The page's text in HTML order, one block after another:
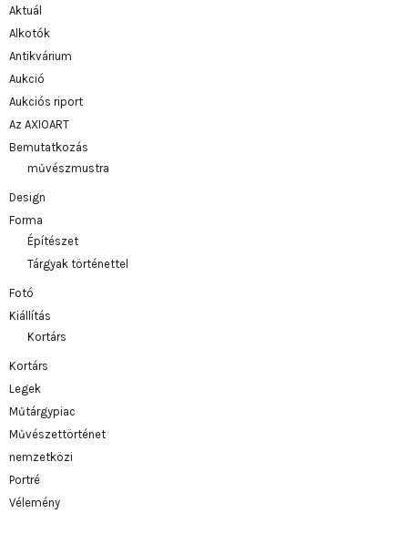
Aktuál
Alkotók
Antikvárium
Aukció
Aukciós riport
Az AXIOART
Bemutatkozás
művészmustra
Design
Forma
Építészet
Tárgyak történettel
Fotó
Kiállítás
Kortárs
Kortárs
Legek
Műtárgypiac
Művészettörténet
nemzetközi
Portré
Vélemény